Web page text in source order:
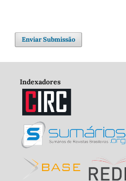
Enviar Submissão
Indexadores